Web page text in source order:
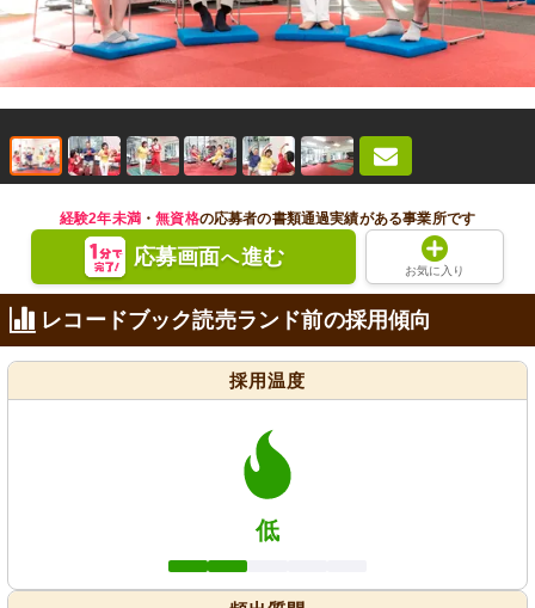
経験2年未満・無資格の応募者の書類通過実績がある事業所です
応募画面へ進む
お気に入り
レコードブック読売ランド前の採用傾向
採用温度
低